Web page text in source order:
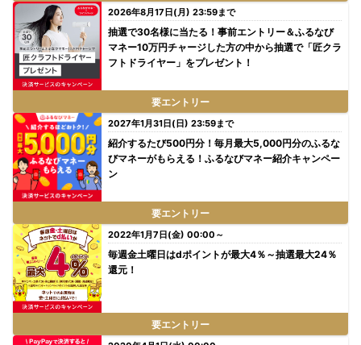
2026年8月17日(月) 23:59まで
抽選で30名様に当たる！事前エントリー＆ふるなび
マネー10万円チャージした方の中から抽選で「匠クラ
フトドライヤー」をプレゼント！
要エントリー
2027年1月31日(日) 23:59まで
紹介するたび500円分！毎月最大5,000円分のふるな
びマネーがもらえる！ふるなびマネー紹介キャンペー
ン
要エントリー
2022年1月7日(金) 00:00～
毎週金土曜日はdポイントが最大4％～抽選最大24％
還元！
要エントリー